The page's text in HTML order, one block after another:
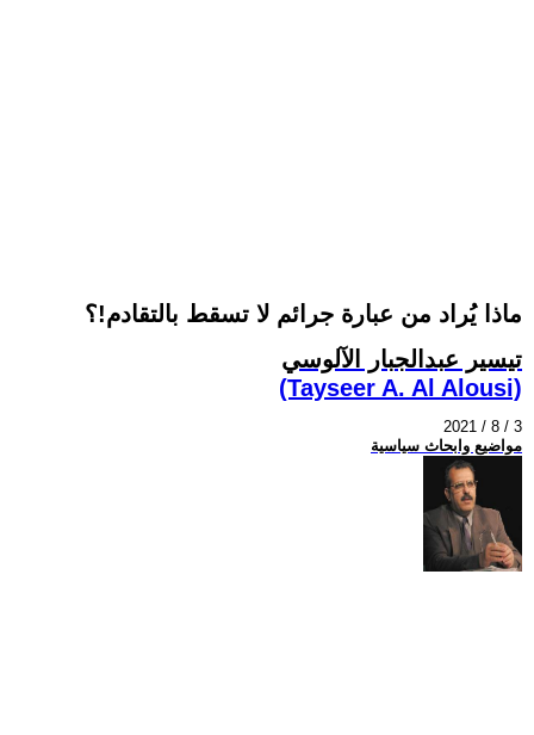
ماذا يُراد من عبارة جرائم لا تسقط بالتقادم!؟
تيسير عبدالجبار الآلوسي
(Tayseer A. Al Alousi)
2021 / 8 / 3
مواضيع وابحاث سياسية